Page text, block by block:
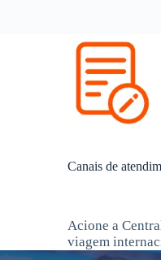
Canais de
Acione a
viagem